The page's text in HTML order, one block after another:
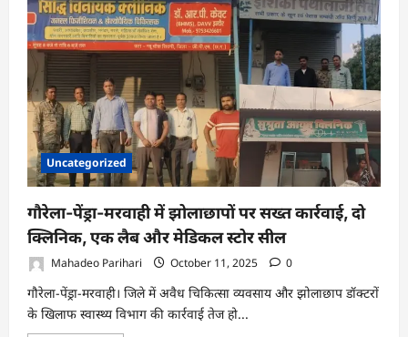
Uncategorized
गौरेला-पेंड्रा-मरवाही में झोलाछापों पर सख्त कार्रवाई, दो
क्लिनिक, एक लैब और मेडिकल स्टोर सील
Mahadeo Parihari October 11, 2025 0
गौरेला-पेंड्रा-मरवाही। जिले में अवैध चिकित्सा व्यवसाय और झोलाछाप डॉक्टरों
के खिलाफ स्वास्थ्य विभाग की कार्रवाई तेज हो...